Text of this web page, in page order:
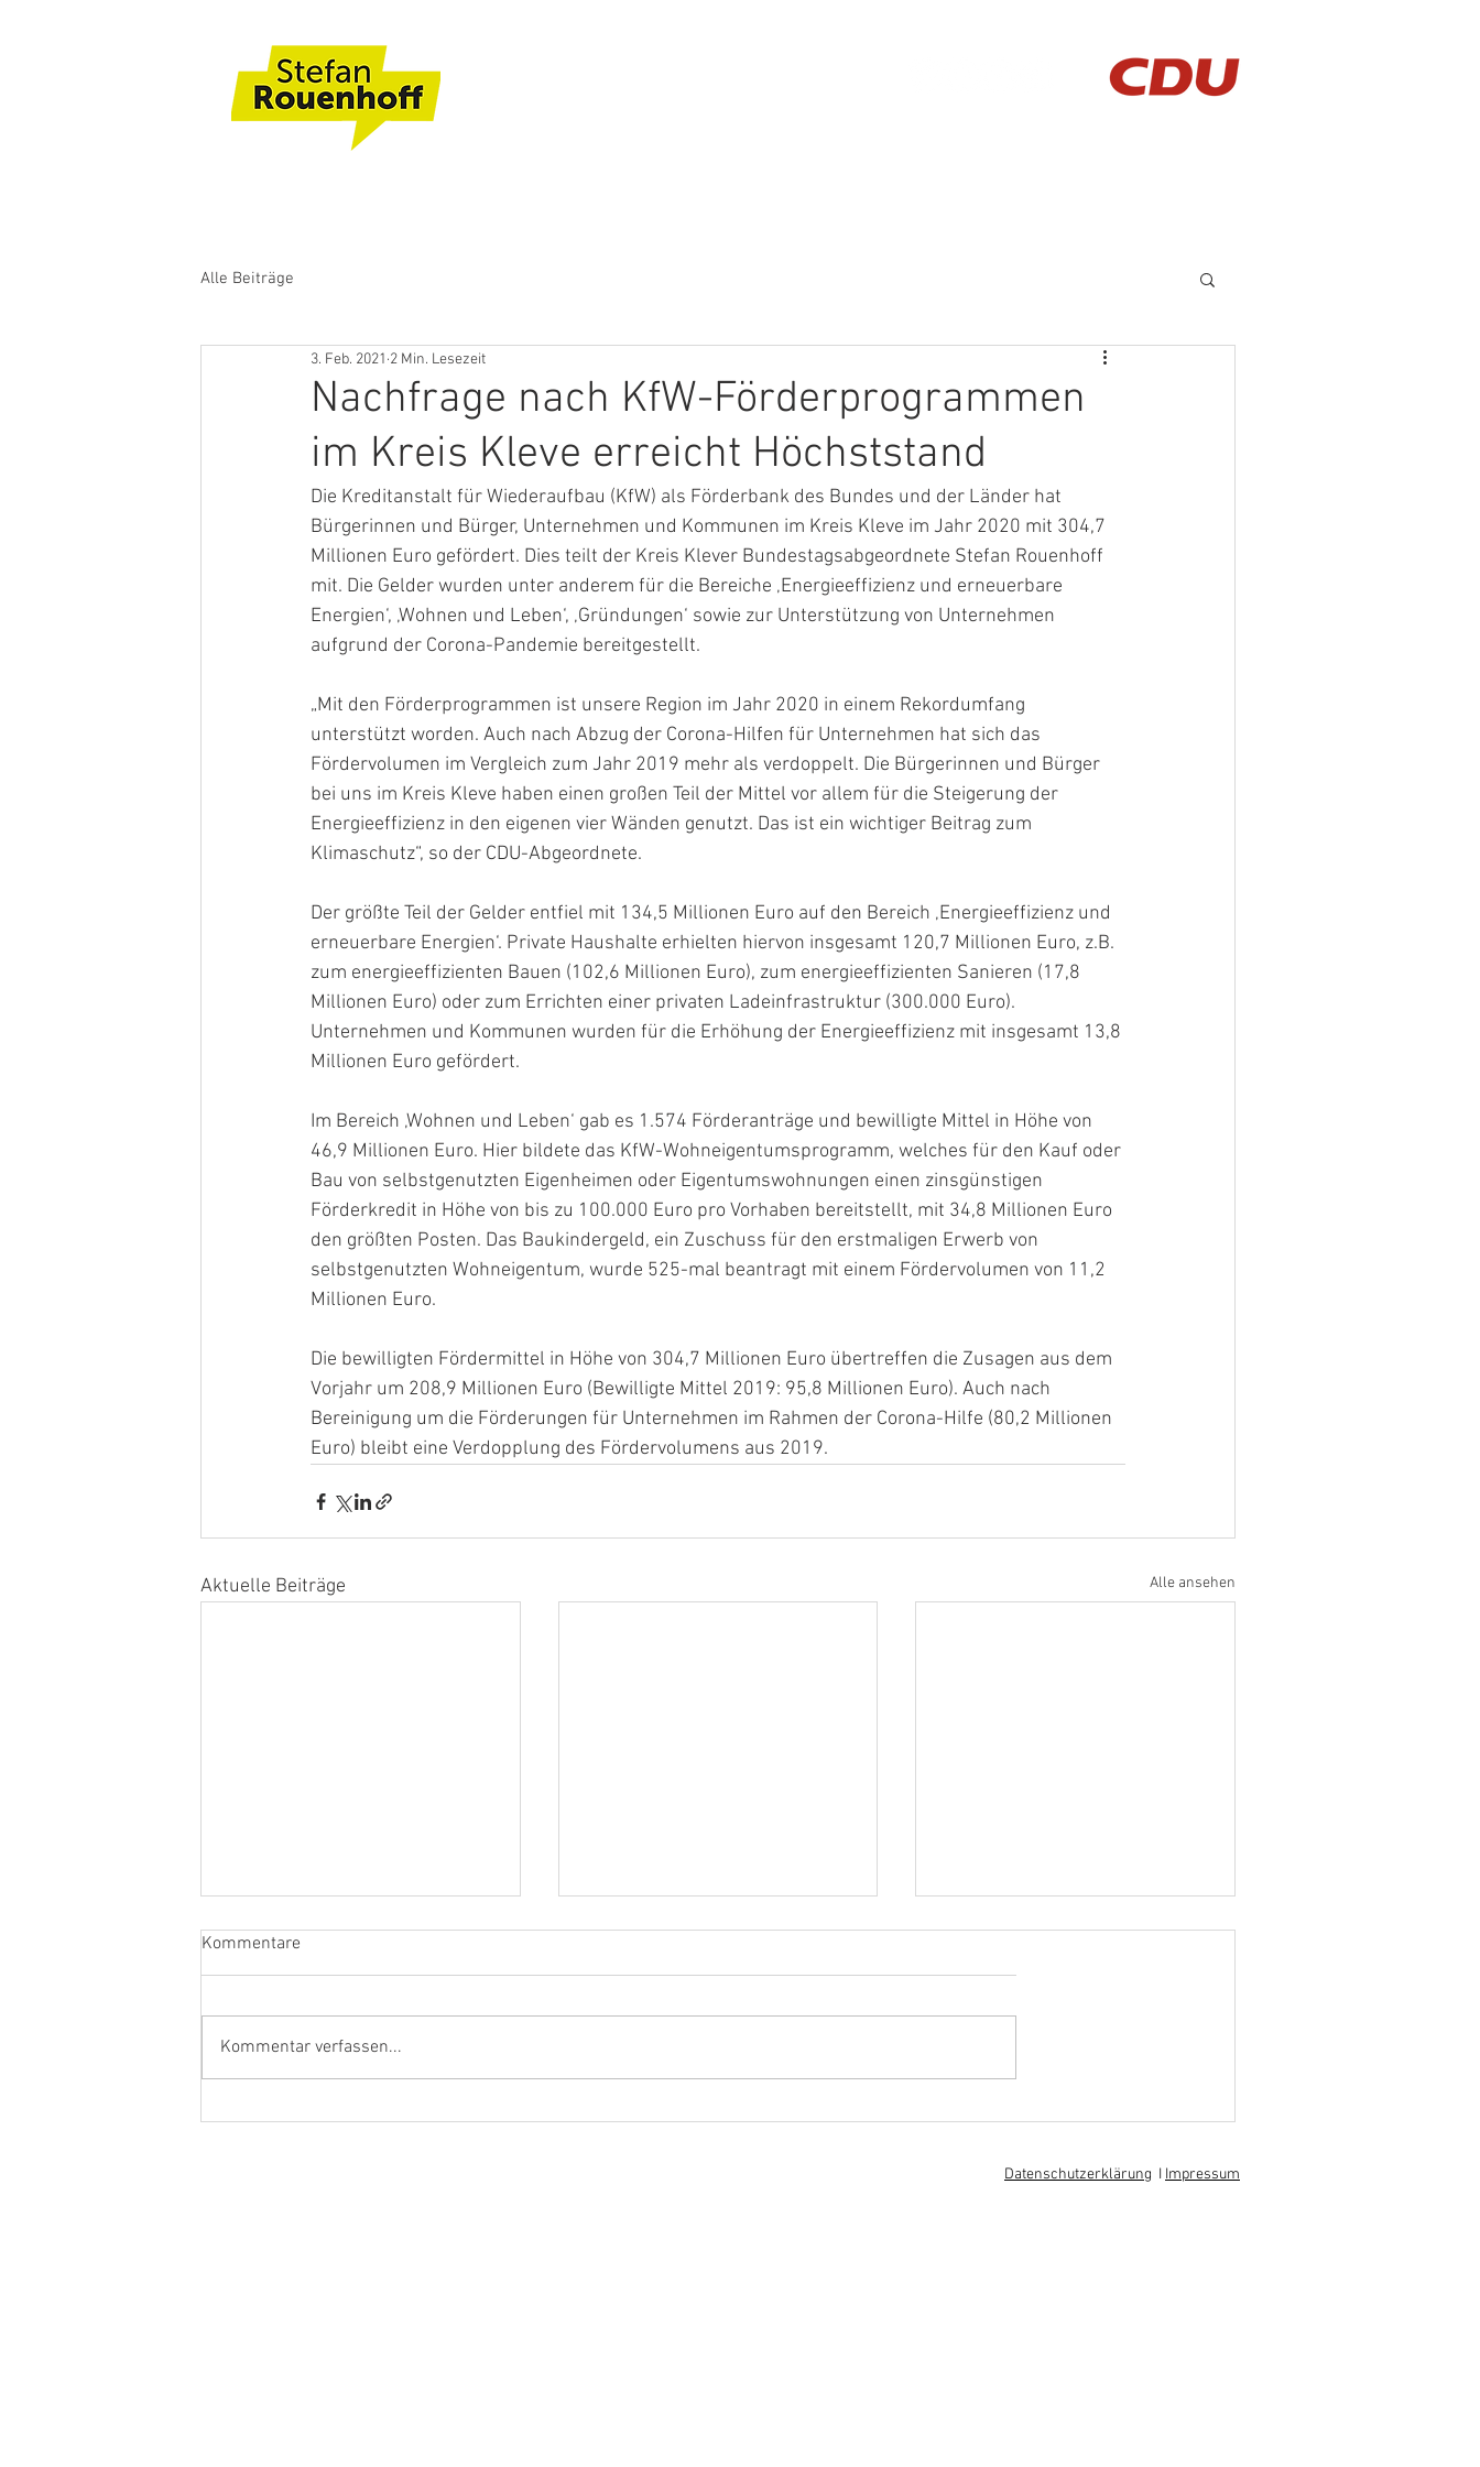
Alle Beiträge
Nachfrage nach KfW-Förderprogrammen
im Kreis Kleve erreicht Höchststand
3. Feb. 2021 2 Min. Lesezeit
Die Kreditanstalt für Wiederaufbau (KfW) als Förderbank des Bundes und der Länder hat
Bürgerinnen und Bürger, Unternehmen und Kommunen im Kreis Kleve im Jahr 2020 mit 304,7
Millionen Euro gefördert. Dies teilt der Kreis Klever Bundestagsabgeordnete Stefan Rouenhoff
mit. Die Gelder wurden unter anderem für die Bereiche ‚Energieeffizienz und erneuerbare
Energien‘, ‚Wohnen und Leben‘, ‚Gründungen‘ sowie zur Unterstützung von Unternehmen
aufgrund der Corona-Pandemie bereitgestellt.
„Mit den Förderprogrammen ist unsere Region im Jahr 2020 in einem Rekordumfang
unterstützt worden. Auch nach Abzug der Corona-Hilfen für Unternehmen hat sich das
Fördervolumen im Vergleich zum Jahr 2019 mehr als verdoppelt. Die Bürgerinnen und Bürger
bei uns im Kreis Kleve haben einen großen Teil der Mittel vor allem für die Steigerung der
Energieeffizienz in den eigenen vier Wänden genutzt. Das ist ein wichtiger Beitrag zum
Klimaschutz“, so der CDU-Abgeordnete.
Der größte Teil der Gelder entfiel mit 134,5 Millionen Euro auf den Bereich ‚Energieeffizienz und
erneuerbare Energien‘. Private Haushalte erhielten hiervon insgesamt 120,7 Millionen Euro, z.B.
zum energieeffizienten Bauen (102,6 Millionen Euro), zum energieeffizienten Sanieren (17,8
Millionen Euro) oder zum Errichten einer privaten Ladeinfrastruktur (300.000 Euro).
Unternehmen und Kommunen wurden für die Erhöhung der Energieeffizienz mit insgesamt 13,8
Millionen Euro gefördert.
Im Bereich ‚Wohnen und Leben‘ gab es 1.574 Förderanträge und bewilligte Mittel in Höhe von
46,9 Millionen Euro. Hier bildete das KfW-Wohneigentumsprogramm, welches für den Kauf oder
Bau von selbstgenutzten Eigenheimen oder Eigentumswohnungen einen zinsgünstigen
Förderkredit in Höhe von bis zu 100.000 Euro pro Vorhaben bereitstellt, mit 34,8 Millionen Euro
den größten Posten. Das Baukindergeld, ein Zuschuss für den erstmaligen Erwerb von
selbstgenutzten Wohneigentum, wurde 525-mal beantragt mit einem Fördervolumen von 11,2
Millionen Euro.
Die bewilligten Fördermittel in Höhe von 304,7 Millionen Euro übertreffen die Zusagen aus dem
Vorjahr um 208,9 Millionen Euro (Bewilligte Mittel 2019: 95,8 Millionen Euro). Auch nach
Bereinigung um die Förderungen für Unternehmen im Rahmen der Corona-Hilfe (80,2 Millionen
Euro) bleibt eine Verdopplung des Fördervolumens aus 2019.
Aktuelle Beiträge Alle ansehen
Kommentare
Kommentar verfassen...
Datenschutzerklärung IImpressum